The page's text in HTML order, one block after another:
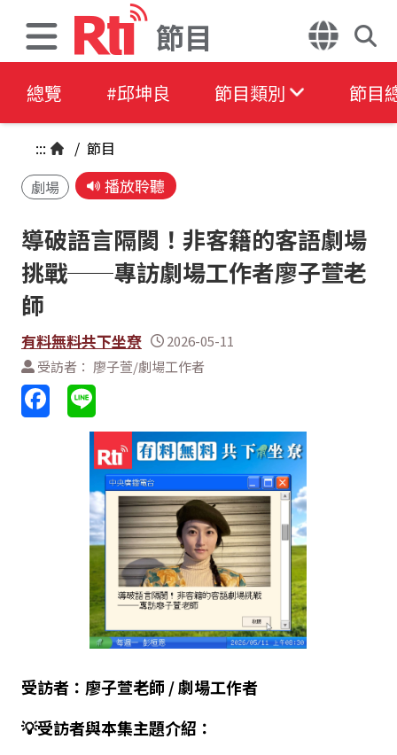
節目
總覽 #邱坤良 節目類別 節目
::: / 節目
劇場
播放聆聽
導破語言隔閡！非客籍的客語劇場
挑戰──專訪劇場工作者廖子萱老
師
有料無料共下坐尞
2026-05-11
受訪者： 廖子萱/劇場工作者
受訪者：廖子萱老師 / 劇場工作者
💡受訪者與本集主題介紹：